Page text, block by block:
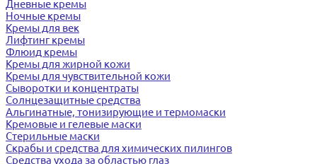
Дневные кремы
Ночные кремы
Кремы для век
Лифтинг кремы
Флюид кремы
Кремы для жирной кожи
Кремы для чувствительной кожи
Сыворотки и концентраты
Солнцезащитные средства
Альгинатные, тонизирующие и термомаски
Кремовые и гелевые маски
Стерильные маски
Скрабы и средства для химических пилингов
Средства ухода за областью глаз